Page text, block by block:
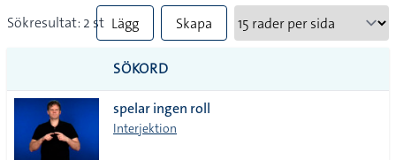
Sökresultat: 2 st Lägg
till
alla i
lista
Skapa
SÖKORD
spelar ingen roll
Interjektion